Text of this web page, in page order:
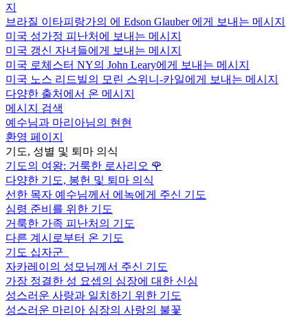
지
브라질 이타피랑가의 에 Edson Glauber 에게 보내는 메시지
미국 성가정 피난처에 보내는 메시지
미국 갱신 자녀들에게 보내는 메시지
미국 로체스터 NY의 John Leary에게 보내는 메시지
미국 노스 리드빌의 모린 스위니-카일에게 보내는 메시지
다양한 출처에서 온 메시지
메시지 검색
예수님과 마리아님의 현현
환영 페이지
기도, 성별 및 퇴마 의식
기도의 여왕: 거룩한 로사리오 🌹
다양한 기도, 봉헌 및 퇴마 의식
선한 목자 예수님께서 에녹에게 주신 기도
심령 준비를 위한 기도
거룩한 가족 피난처의 기도
다른 계시로부터 온 기도
기도 십자군
자카레이의 성모님께서 주신 기도
가장 정결한 성 요셉의 심장에 대한 신심
성스러운 사랑과 일치하기 위한 기도
성스러운 마리아 심장의 사랑의 불꽃